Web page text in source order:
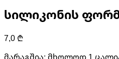
სილიკონის
7,0 ₾